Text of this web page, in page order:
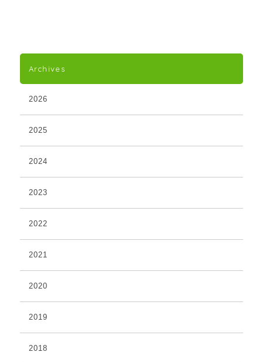
Archives
2026
2025
2024
2023
2022
2021
2020
2019
2018